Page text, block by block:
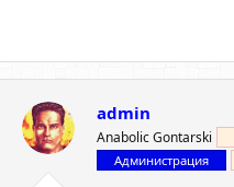
admin
Anabolic Gontarski
Администрация